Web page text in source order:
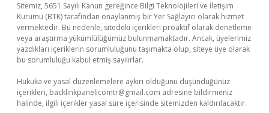
Sitemiz, 5651 Sayılı Kanun gereğince Bilgi Teknolojileri ve İletişim
Kurumu (BTK) tarafından onaylanmış bir Yer Sağlayıcı olarak hizmet
vermektedir. Bu nedenle, sitedeki içerikleri proaktif olarak denetleme
veya araştırma yükümlülüğümüz bulunmamaktadır. Ancak, üyelerimiz
yazdıkları içeriklerin sorumluluğunu taşımakta olup, siteye üye olarak
bu sorumluluğu kabul etmiş sayılırlar.
Hukuka ve yasal düzenlemelere aykırı olduğunu düşündüğünüz
içerikleri, backlinkpanelicomtr@gmail.com adresine bildirmeniz
halinde, ilgili içerikler yasal süre içerisinde sitemizden kaldırılacaktır.